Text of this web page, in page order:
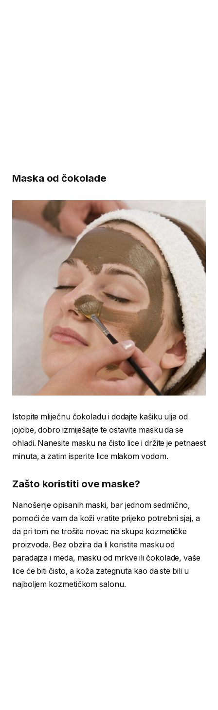
Maska od čokolade
Istopite mliječnu čokoladu i dodajte kašiku ulja od
jojobe, dobro izmiješajte te ostavite masku da se
ohladi. Nanesite masku na čisto lice i držite je petnaest
minuta, a zatim isperite lice mlakom vodom.
Zašto koristiti ove maske?
Nanošenje opisanih maski, bar jednom sedmično,
pomoći će vam da koži vratite prijeko potrebni sjaj, a
da pri tom ne trošite novac na skupe kozmetičke
proizvode. Bez obzira da li koristite masku od
paradajza i meda, masku od mrkve ili čokolade, vaše
lice će biti čisto, a koža zategnuta kao da ste bili u
najboljem kozmetičkom salonu.